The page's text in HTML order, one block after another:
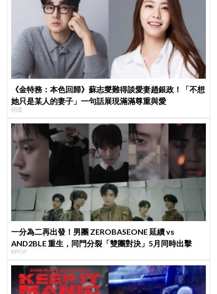
《金特務：本色回歸》蘇志燮難得談愛妻趙銀政！「不想
她只是某人的妻子」一句話展現滿滿尊重與愛
明星
一分為二再出發！男團 ZEROBASEONE 延續 vs
AND2BLE 重生，同門分裂「雙團對決」5月同時出擊
KPOP